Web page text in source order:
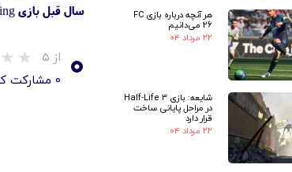
سال قبل بازی Elden Ring نه‌تنها به‌عنوان بهترین بازی سال انتخاب شد، بلکه جایزه بهترین کارگردانی هنری و بهترین بازی نقش‌آفرینی را نیز به خانه برد.
۰ از ۵
۰ مشارکت کننده
هر آنچه درباره بازی FC
26 می‌دانیم
۲۲ مرداد ۰۴
شایعه: بازی Half-Life 3
در مراحل پایانی ساخت
قرار دارد
۲۲ مرداد ۰۴